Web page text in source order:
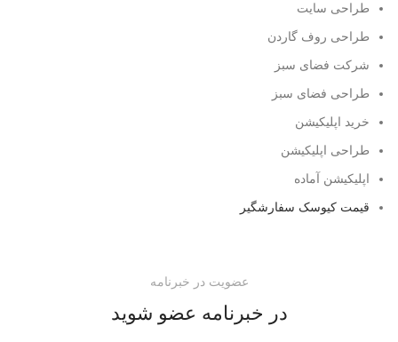
طراحی سایت
طراحی روف گاردن
شرکت فضای سبز
طراحی فضای سبز
خرید اپلیکیشن
طراحی اپلیکیشن
اپلیکیشن آماده
قیمت کیوسک سفارشگیر
عضویت در خبرنامه
در خبرنامه عضو شوید